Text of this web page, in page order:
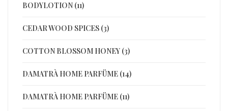
BODYLOTION (11)
CEDAR WOOD SPICES (3)
COTTON BLOSSOM HONEY (3)
DAMATRÀ HOME PARFÜME (14)
DAMATRÀ HOME PARFÜME (11)